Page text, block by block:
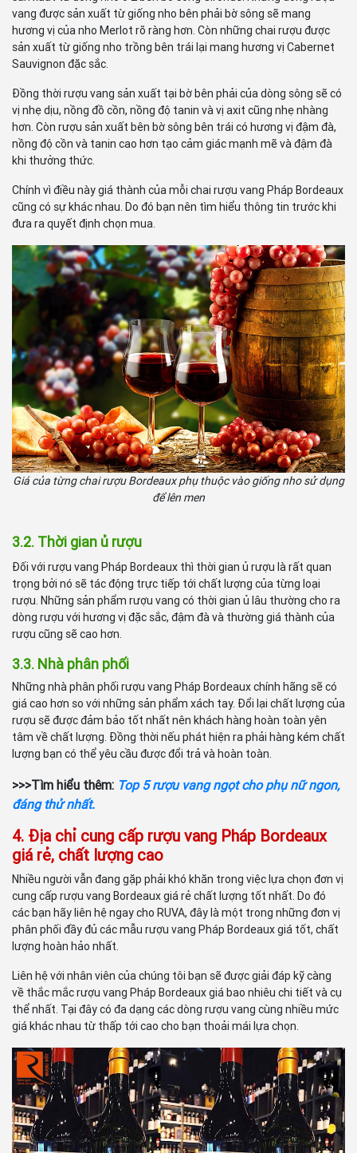
vang được sản xuất từ giống nho bên phải bờ sông sẽ mang
hương vị của nho Merlot rõ ràng hơn. Còn những chai rượu được
sản xuất từ giống nho trồng bên trái lại mang hương vị Cabernet
Sauvignon đặc sắc.
Đồng thời rượu vang sản xuất tại bờ bên phải của dòng sông sẽ có
vị nhẹ dịu, nồng đồ cồn, nồng độ tanin và vị axit cũng nhẹ nhàng
hơn. Còn rượu sản xuất bên bờ sông bên trái có hương vị đậm đà,
nồng độ cồn và tanin cao hơn tạo cảm giác mạnh mẽ và đậm đà
khi thưởng thức.
Chính vì điều này giá thành của mỗi chai rượu vang Pháp Bordeaux
cũng có sự khác nhau. Do đó bạn nên tìm hiểu thông tin trước khi
đưa ra quyết định chọn mua.
Giá của từng chai rượu Bordeaux phụ thuộc vào giống nho sử dụng
để lên men
3.2. Thời gian ủ rượu
Đối với rượu vang Pháp Bordeaux thì thời gian ủ rượu là rất quan
trọng bởi nó sẽ tác động trực tiếp tới chất lượng của từng loại
rượu. Những sản phẩm rượu vang có thời gian ủ lâu thường cho ra
dòng rượu với hương vị đặc sắc, đậm đà và thường giá thành của
rượu cũng sẽ cao hơn.
3.3. Nhà phân phối
Những nhà phân phối rượu vang Pháp Bordeaux chính hãng sẽ có
giá cao hơn so với những sản phẩm xách tay. Đổi lại chất lượng của
rượu sẽ được đảm bảo tốt nhất nên khách hàng hoàn toàn yên
tâm về chất lượng. Đồng thời nếu phát hiện ra phải hàng kém chất
lượng bạn có thể yêu cầu được đổi trả và hoàn toàn.
>>>Tìm hiểu thêm: Top 5 rượu vang ngọt cho phụ nữ ngon,
đáng thử nhất.
4. Địa chỉ cung cấp rượu vang Pháp Bordeaux
giá rẻ, chất lượng cao
Nhiều người vẫn đang gặp phải khó khăn trong việc lựa chọn đơn vị
cung cấp rượu vang Bordeaux giá rẻ chất lượng tốt nhất. Do đó
các bạn hãy liên hệ ngay cho RUVA, đây là một trong những đơn vị
phân phối đầy đủ các mẫu rượu vang Pháp Bordeaux giá tốt, chất
lượng hoàn hảo nhất.
Liên hệ với nhân viên của chúng tôi bạn sẽ được giải đáp kỹ càng
về thắc mắc rượu vang Pháp Bordeaux giá bao nhiêu chi tiết và cụ
thể nhất. Tại đây có đa dạng các dòng rượu vang cùng nhiều mức
giá khác nhau từ thấp tới cao cho bạn thoải mái lựa chọn.